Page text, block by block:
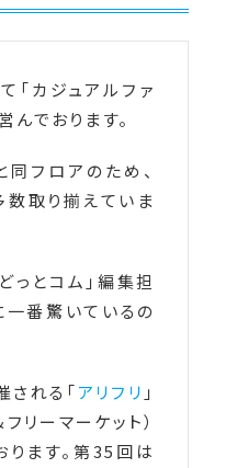
「カジュアルファ
でおります。
フロアのため、
取り揃えていま
っとコム」編集担
一番驚いているの
れる「アリフリ 」
リーマーケット）
ます。第35回は